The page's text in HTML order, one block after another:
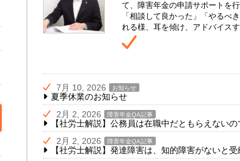
て、障害年金の申請サポートを
「相談して良かった」「やるべ
れる様、耳を傾け、アドバイス
7月 10, 2026 お知らせ
夏季休業のお知らせ
2月 2, 2026
障害年金QA記事
【社労士解説】公務員は在職中だともらえないの
2月 2, 2026
障害年金QA記事
【社労士解説】発達障害は、知的障害がないと